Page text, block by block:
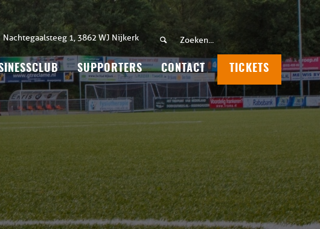
Nachtegaalsteeg 1, 3862 WJ Nijkerk
SUPPORTERS CONTACT TICKETS